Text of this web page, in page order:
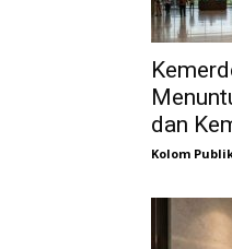
dan
Kolom